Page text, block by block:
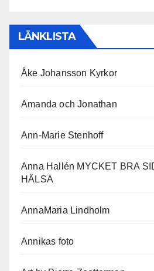
LÄNKLISTA
Åke Johansson Kyrkor
Amanda och Jonathan
Ann-Marie Stenhoff
Anna Hallén MYCKET BRA
HÄLSA
AnnaMaria Lindholm
Annikas foto